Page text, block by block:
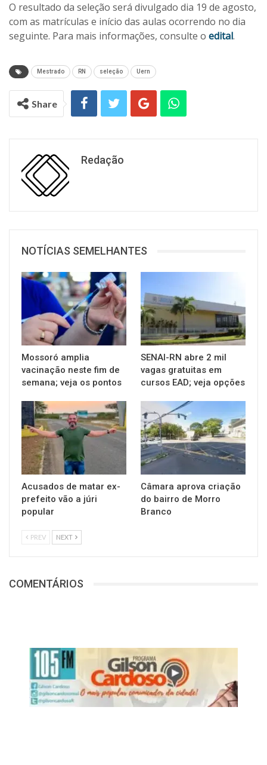
O resultado da seleção será divulgado dia 19 de agosto,
com as matrículas e início das aulas ocorrendo no dia
seguinte. Para mais informações, consulte o edital.
Mestrado RN seleção Uern
Share
Redação
NOTÍCIAS SEMELHANTES
Mossoró amplia
vacinação neste fim de
semana; veja os pontos
SENAI-RN abre 2 mil
vagas gratuitas em
cursos EAD; veja opções
Acusados de matar ex-
prefeito vão a júri
popular
Câmara aprova criação
do bairro de Morro
Branco
PREV NEXT
COMENTÁRIOS